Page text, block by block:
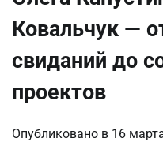
Ковальчук —
свиданий до
проектов
Опубликовано в 16